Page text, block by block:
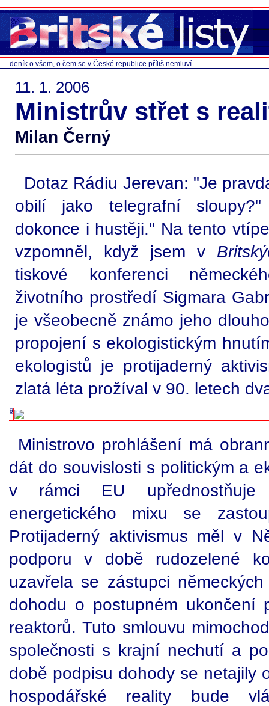
deník o všem, o čem se v České republice příliš nemluví
11. 1. 2006
Ministrův střet s
Milan Černý
Dotaz Rádiu Jerevan: "Je
obilí jako telegrafní
dokonce i hustěji." Na tento
vzpomněl, když jsem v
tiskové konferenci
životního prostředí Sigmara
je všeobecně známo jeho
propojení s ekologistickým
ekologistů je protijaderný
zlatá léta prožíval v 90. letech
Ministrovo prohlášení má
dát do souvislosti s politickým a
v rámci EU upřednostňuje
energetického mixu se
Protijaderný aktivismus měl v
podporu v době rudozelené
uzavřela se zástupci
dohodu o postupném ukončení
reaktorů. Tuto smlouvu
společnosti s krajní nechutí a
době podpisu dohody se netajily
hospodářské reality bude